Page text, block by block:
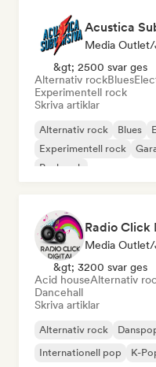
Acustica
Media
&gt; 2500 svar ges
Alternativ rockBlues
Experimentell rock
Skriva artiklar
Alternativ rock Blues
Experimentell rock
Punkrock
Radio Click
Media
&gt; 3200 svar ges
Acid houseAlternativ
Dancehall
Skriva artiklar
Alternativ rock
Internationell pop
K-